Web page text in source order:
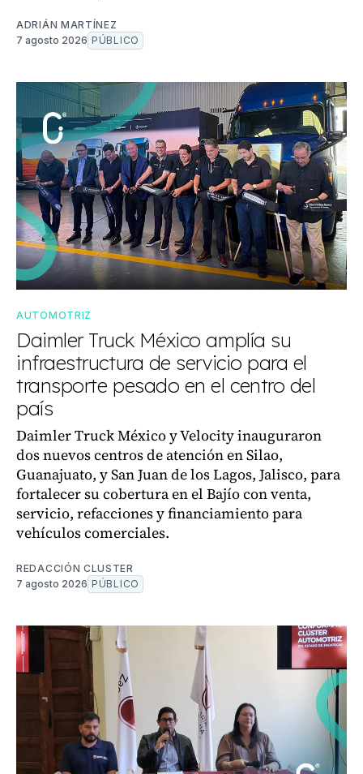
ADRIÁN MARTÍNEZ
7 agosto 2026 PÚBLICO
AUTOMOTRIZ
Daimler Truck México amplía su
infraestructura de servicio para el
transporte pesado en el centro del
país
Daimler Truck México y Velocity inauguraron
dos nuevos centros de atención en Silao,
Guanajuato, y San Juan de los Lagos, Jalisco, para
fortalecer su cobertura en el Bajío con venta,
servicio, refacciones y financiamiento para
vehículos comerciales.
REDACCIÓN CLUSTER
7 agosto 2026 PÚBLICO